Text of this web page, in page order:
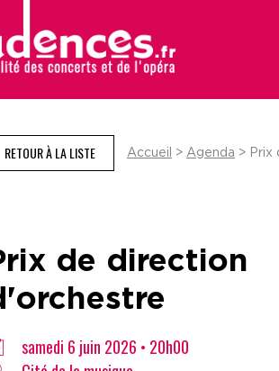
RETOUR À LA LISTE Accueil > Agenda > Prix
de direction
samedi 6 juin 2026 • 20h00